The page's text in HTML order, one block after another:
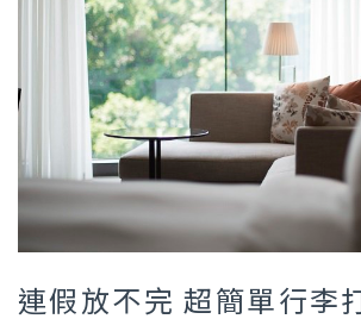
連假放不完 超簡單行李